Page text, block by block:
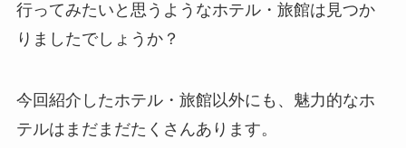
行ってみたいと思うようなホテル・旅館は見つか
りましたでしょうか？
今回紹介したホテル・旅館以外にも、魅力的なホ
テルはまだまだたくさんあります。